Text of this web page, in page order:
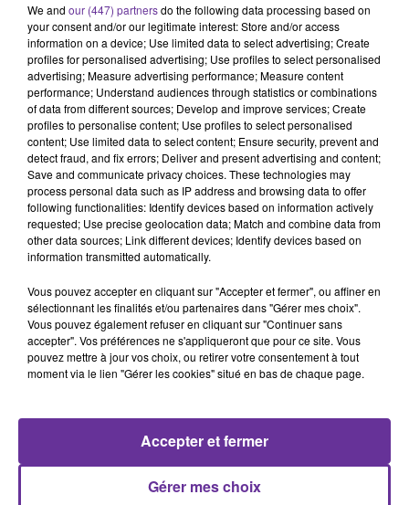
LIBAN
24 avril 2024 - 13 min 44 sec
24/04/24
LB
JOURNAL DU LIBAN
We and our (447) partnersdo the following data processing based on
your consent and/or our legitimate interest: Store and/or access
information on a device; Use limited data to select advertising; Create
profiles for personalised advertising; Use profiles to select personalised
advertising; Measure advertising performance; Measure content
performance; Understand audiences through statistics or combinations
of data from different sources; Develop and improve services; Create
profiles to personalise content; Use profiles to select personalised
content; Use limited data to select content; Ensure security, prevent and
detect fraud, and fix errors; Deliver and present advertising and content;
Save and communicate privacy choices. These technologies may
process personal data such as IP address and browsing data to offer
following functionalities: Identify devices based on information actively
requested; Use precise geolocation data; Match and combine data from
other data sources; Link different devices; Identify devices based on
information transmitted automatically.
Vous pouvez accepter en cliquant sur "Accepter et fermer", ou affiner en
sélectionnant les finalités et/ou partenaires dans "Gérer mes choix".
Vous pouvez également refuser en cliquant sur "Continuer sans
accepter". Vos préférences ne s'appliqueront que pour ce site. Vous
pouvez mettre à jour vos choix, ou retirer votre consentement à tout
moment via le lien "Gérer les cookies" situé en bas de chaque page.
Gérer mes choix
Accepter et fermer